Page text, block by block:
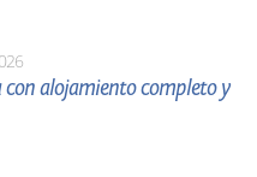
con alojamiento completo y